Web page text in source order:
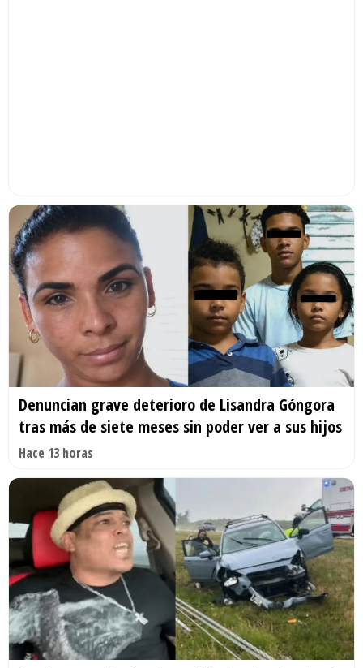
Denuncian grave deterioro de Lisandra Góngora
tras más de siete meses sin poder ver a sus hijos
Hace 13 horas